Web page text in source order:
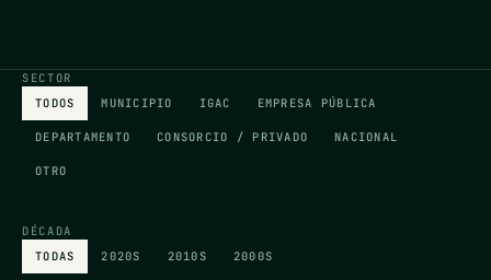
SECTOR
TODOS
MUNICIPIO IGAC EMPRESA PÚBLICA
DEPARTAMENTO CONSORCIO / PRIVADO NACIONAL
OTRO
DÉCADA
TODAS
2020S 2010S 2000S